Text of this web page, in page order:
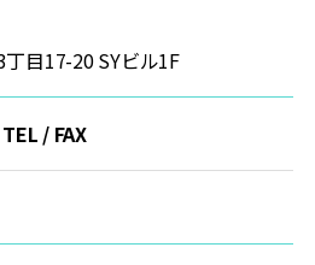
目17-20 SYビル1F
TEL / FAX